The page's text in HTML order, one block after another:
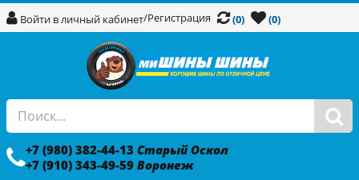
Войти в личный кабинет/Регистрация (0) (0)
+7 (980) 382-44-13 Старый Оскол
+7 (910) 343-49-59 Воронеж